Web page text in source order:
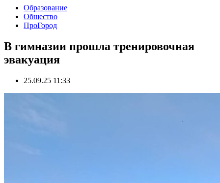
Образование
Общество
ПроГород
В гимназии прошла тренировочная
эвакуация
25.09.25 11:33